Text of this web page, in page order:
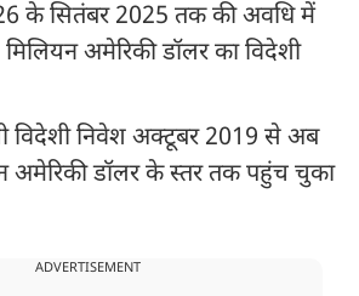
26 के सितंबर 2025 तक की अवधि में
अमेरिकी डॉलर का विदेशी
विदेशी निवेश अक्टूबर 2019 से अब
अमेरिकी डॉलर के स्तर तक पहुंच चुका
ADVERTISEMENT